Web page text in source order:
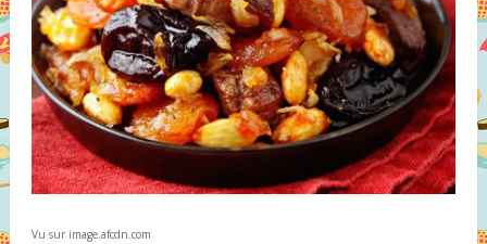
Vu sur image.afcdn.com